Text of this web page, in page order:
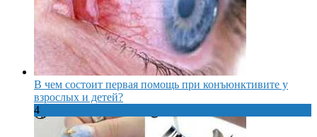
В чем состоит первая помощь при конъюнктивите у
взрослых и детей?
4